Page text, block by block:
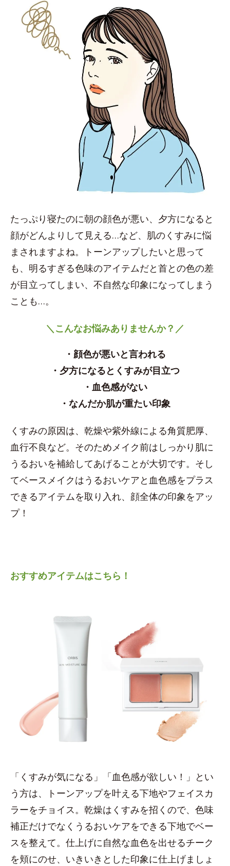
たっぷり寝たのに朝の顔色が悪い、夕方になると
顔がどんよりして見える…など、肌のくすみに悩
まされますよね。トーンアップしたいと思って
も、明るすぎる色味のアイテムだと首との色の差
が目立ってしまい、不自然な印象になってしまう
ことも…。
＼こんなお悩みありませんか？／
・顔色が悪いと言われる
・夕方になるとくすみが目立つ
・血色感がない
・なんだか肌が重たい印象
くすみの原因は、乾燥や紫外線による角質肥厚、
血行不良など。そのためメイク前はしっかり肌に
うるおいを補給してあげることが大切です。そし
てベースメイクはうるおいケアと血色感をプラス
できるアイテムを取り入れ、顔全体の印象をアッ
プ！
おすすめアイテムはこちら！
「くすみが気になる」「血色感が欲しい！」とい
う方は、トーンアップを叶える下地やフェイスカ
ラーをチョイス。乾燥はくすみを招くので、色味
補正だけでなくうるおいケアをできる下地でベー
スを整えて。仕上げに自然な血色を出せるチーク
を頬にのせ、いきいきとした印象に仕上げましょ